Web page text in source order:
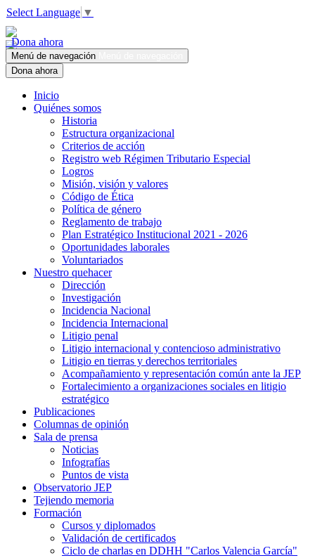
Select Language ▼
Dona ahora
Menú de navegación
Dona ahora
Inicio
Quiénes somos
Historia
Estructura organizacional
Criterios de acción
Registro web Régimen Tributario Especial
Logros
Misión, visión y valores
Código de Ética
Política de género
Reglamento de trabajo
Plan Estratégico Institucional 2021 - 2026
Oportunidades laborales
Voluntariados
Nuestro quehacer
Dirección
Investigación
Incidencia Nacional
Incidencia Internacional
Litigio penal
Litigio internacional y contencioso administrativo
Litigio en tierras y derechos territoriales
Acompañamiento y representación común ante la JEP
Fortalecimiento a organizaciones sociales en litigio
estratégico
Publicaciones
Columnas de opinión
Sala de prensa
Noticias
Infografías
Puntos de vista
Observatorio JEP
Tejiendo memoria
Formación
Cursos y diplomados
Validación de certificados
Ciclo de charlas en DDHH "Carlos Valencia García"